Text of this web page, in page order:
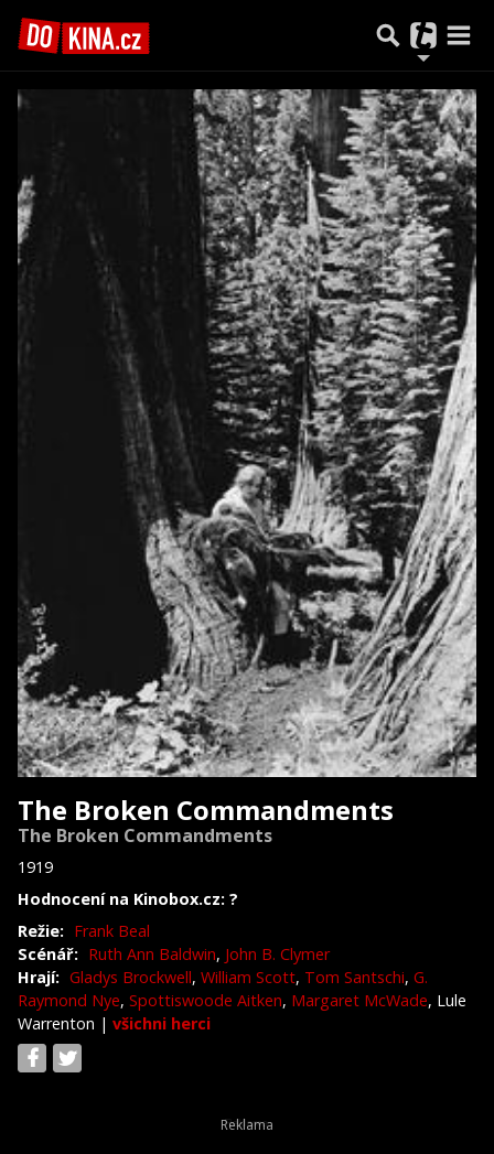
The Broken Commandments
The Broken Commandments
1919
Hodnocení na Kinobox.cz: ?
Režie: Frank Beal
Scénář: Ruth Ann Baldwin, John B. Clymer
Hrají: Gladys Brockwell, William Scott, Tom Santschi, G.
Raymond Nye, Spottiswoode Aitken, Margaret McWade, Lule
Warrenton | všichni herci